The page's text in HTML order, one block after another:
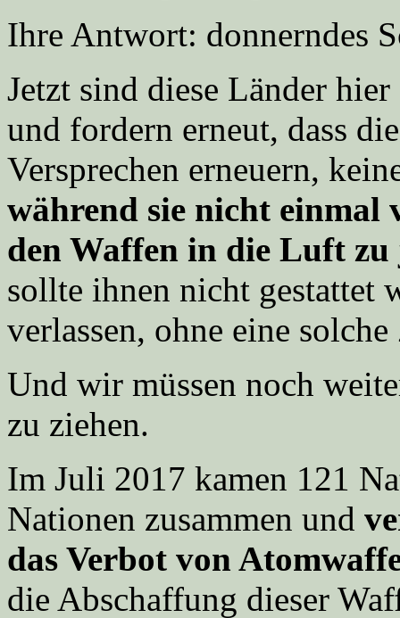
Ihre Antwort: donnerndes
Jetzt sind diese Länder
und fordern erneut, dass
Versprechen erneuern,
während sie nicht einmal
den Waffen in die Luft zu
sollte ihnen nicht gestattet
verlassen, ohne eine
Und wir müssen noch
zu ziehen.
Im Juli 2017 kamen 121
Nationen zusammen und
das Verbot von
die Abschaffung dieser